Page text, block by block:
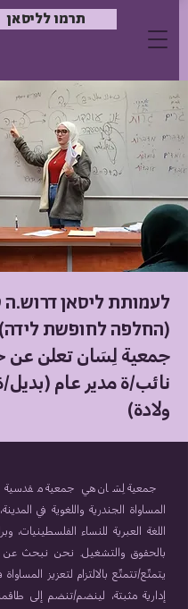
תרמו לליסאן
לעמותת ליסאן
(החלפה לחופשת לידה)
جمعية لِسَان تعلن عن
نائب/ة مدير عام (بديل/
ولادة)
جمعية لِسَان هي جمعية مقدسية
المساواة الجندرية واللغوية في
اللغة العبرية للنساء الفلسطينيات،
بالحقوق والتشغيل. نحن نبحث عن
يتمتّع/تتمتّع بالالتزام لتعزيز
إدارية مثبتة، لينضم/تنضم إلى